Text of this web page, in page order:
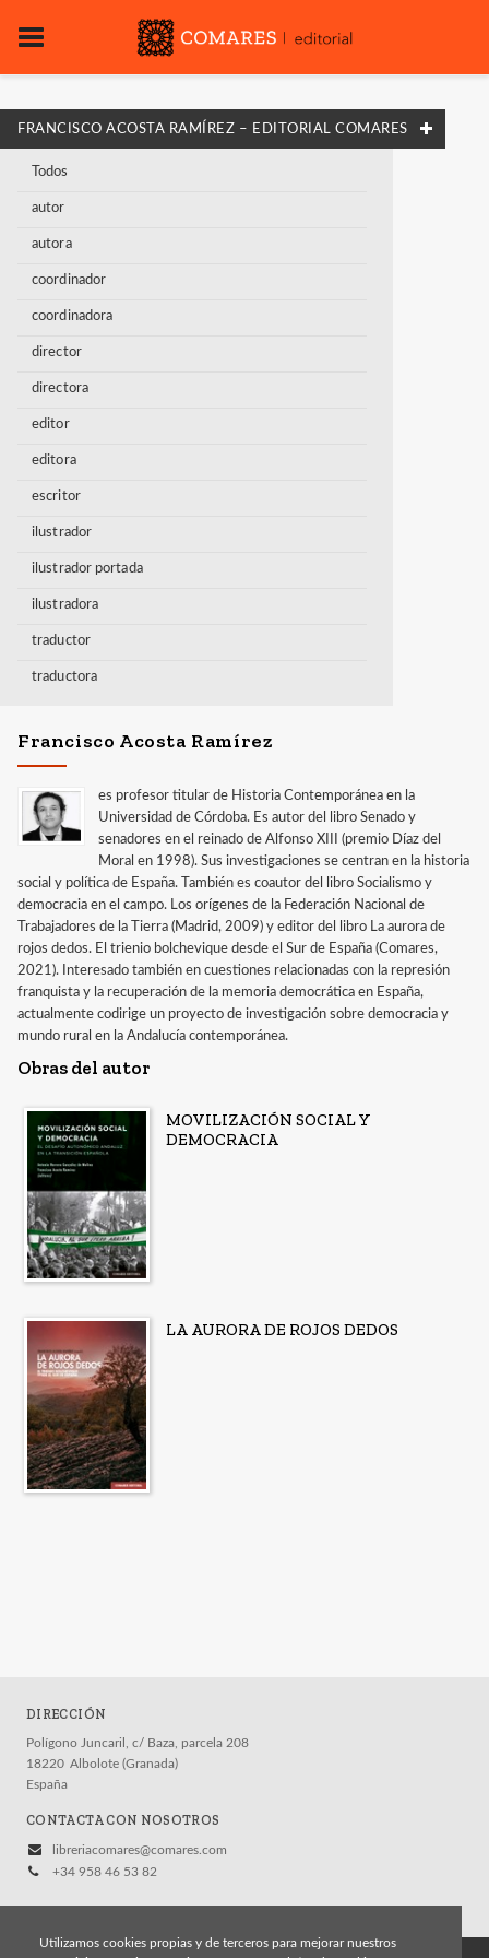
FRANCISCO ACOSTA RAMÍREZ – EDITORIAL COMARES
Todos
autor
autora
coordinador
coordinadora
director
directora
editor
editora
escritor
ilustrador
ilustrador portada
ilustradora
traductor
traductora
Francisco Acosta Ramírez
es profesor titular de Historia Contemporánea en la
Universidad de Córdoba. Es autor del libro Senado y
senadores en el reinado de Alfonso XIII (premio Díaz del
Moral en 1998). Sus investigaciones se centran en la historia
social y política de España. También es coautor del libro Socialismo y
democracia en el campo. Los orígenes de la Federación Nacional de
Trabajadores de la Tierra (Madrid, 2009) y editor del libro La aurora de
rojos dedos. El trienio bolchevique desde el Sur de España (Comares,
2021). Interesado también en cuestiones relacionadas con la represión
franquista y la recuperación de la memoria democrática en España,
actualmente codirige un proyecto de investigación sobre democracia y
mundo rural en la Andalucía contemporánea.
Obras del autor
MOVILIZACIÓN SOCIAL Y
DEMOCRACIA
LA AURORA DE ROJOS DEDOS
DIRECCIÓN
Polígono Juncaril, c/ Baza, parcela 208
18220 Albolote (Granada)
España
CONTACTA CON NOSOTROS
libreriacomares@comares.com
+34 958 46 53 82
Utilizamos cookies propias y de terceros para mejorar nuestros